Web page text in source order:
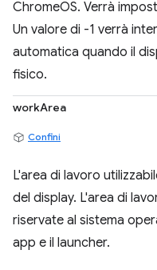
ChromeOS. Verrà
Un valore di -1 verrà
automatica quando il
fisico.
workArea
Confini
L'area di lavoro
del display. L'area di
riservate al sistema
app e il launcher.